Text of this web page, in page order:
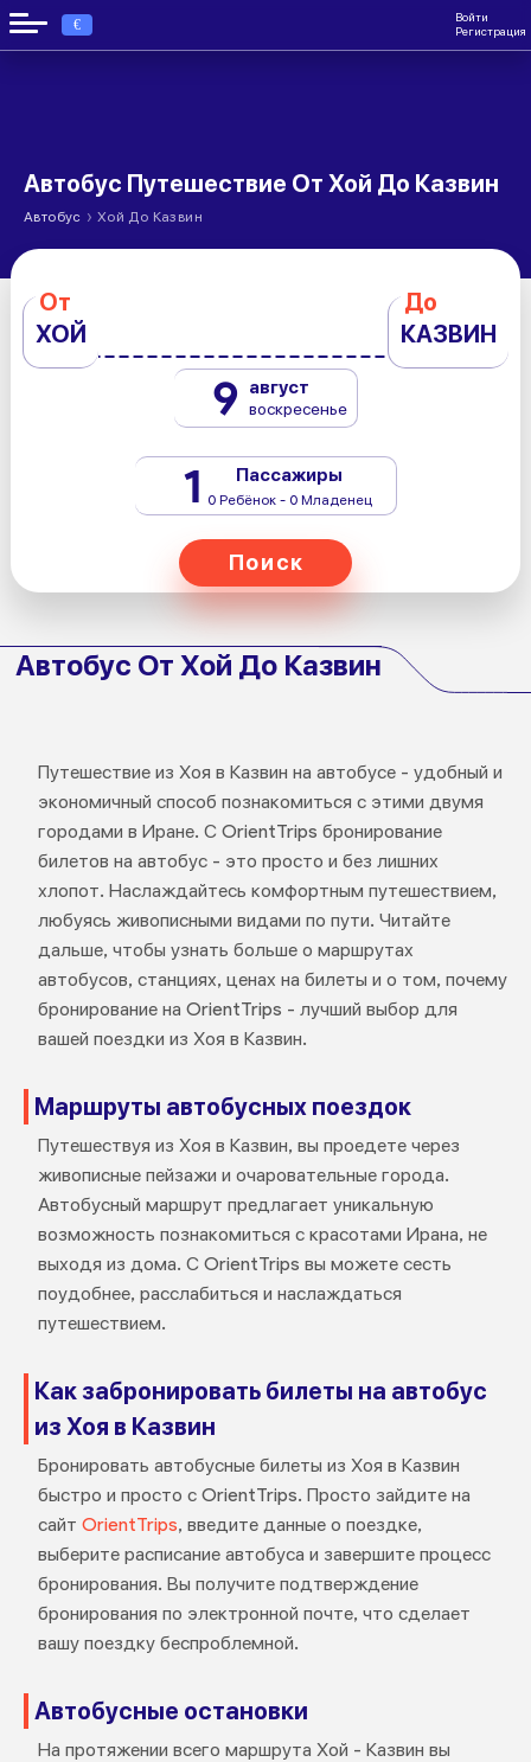
€
Войти
Регистрация
Автобус Путешествие От Хой До Казвин
Автобус › Хой До Казвин
От
ХОЙ
До
КАЗВИН
9 август
воскресенье
1 Пассажиры
0 Ребёнок - 0 Младенец
Поиск
Автобус От Хой До Казвин
Путешествие из Хоя в Казвин на автобусе - удобный и
экономичный способ познакомиться с этими двумя
городами в Иране. С OrientTrips бронирование
билетов на автобус - это просто и без лишних
хлопот. Наслаждайтесь комфортным путешествием,
любуясь живописными видами по пути. Читайте
дальше, чтобы узнать больше о маршрутах
автобусов, станциях, ценах на билеты и о том, почему
бронирование на OrientTrips - лучший выбор для
вашей поездки из Хоя в Казвин.
Маршруты автобусных поездок
Путешествуя из Хоя в Казвин, вы проедете через
живописные пейзажи и очаровательные города.
Автобусный маршрут предлагает уникальную
возможность познакомиться с красотами Ирана, не
выходя из дома. С OrientTrips вы можете сесть
поудобнее, расслабиться и наслаждаться
путешествием.
Как забронировать билеты на автобус
из Хоя в Казвин
Бронировать автобусные билеты из Хоя в Казвин
быстро и просто с OrientTrips. Просто зайдите на
сайт OrientTrips, введите данные о поездке,
выберите расписание автобуса и завершите процесс
бронирования. Вы получите подтверждение
бронирования по электронной почте, что сделает
вашу поездку беспроблемной.
Автобусные остановки
На протяжении всего маршрута Хой - Казвин вы